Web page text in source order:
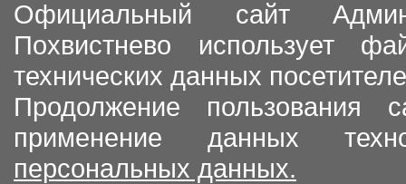
Официальный сайт
Похвистнево использует
технических данных
Продолжение пользования
применение данных
персональных данных.